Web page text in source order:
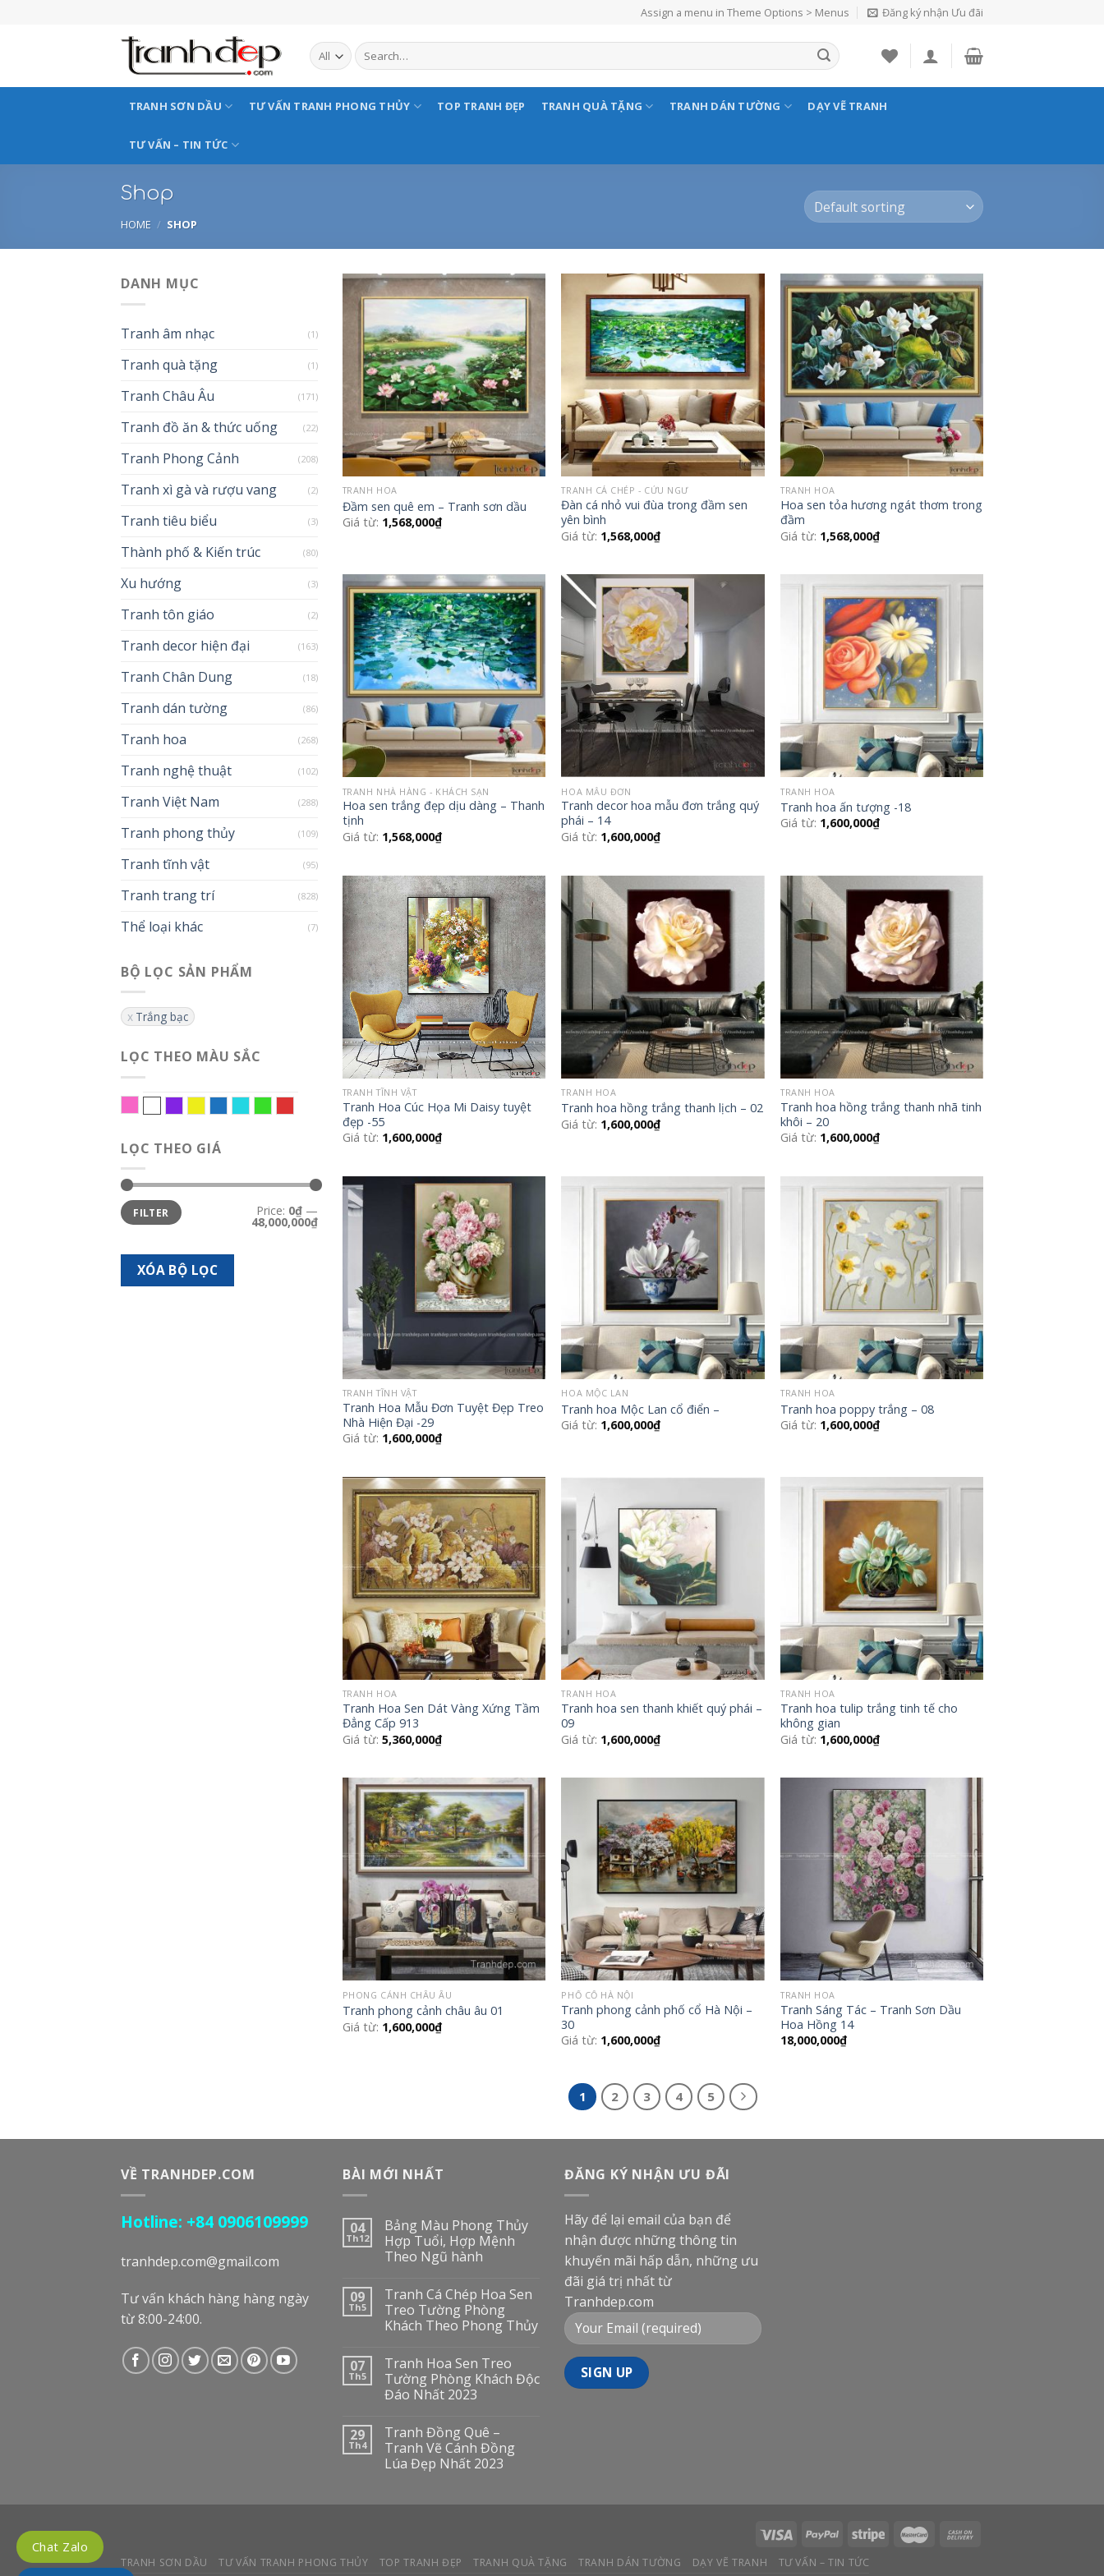
Assign a menu in Theme Options > Menus Đăng ký nhận Ưu đãi
TRANH SƠN DẦU TƯ VẤN TRANH PHONG THỦY TOP TRANH ĐẸP TRANH QUÀ TẶNG TRANH DÁN TƯỜNG DẠY VẼ TRANH
TƯ VẤN – TIN TỨC
Shop
HOME / SHOP
DANH MỤC
Tranh âm nhạc (1)
Tranh quà tặng (1)
Tranh Châu Âu (171)
Tranh đồ ăn & thức uống (22)
Tranh Phong Cảnh (208)
Tranh xì gà và rượu vang (2)
Tranh tiêu biểu (3)
Thành phố & Kiến trúc (80)
Xu hướng (3)
Tranh tôn giáo (2)
Tranh decor hiện đại (163)
Tranh Chân Dung (18)
Tranh dán tường (86)
Tranh hoa (268)
Tranh nghệ thuật (102)
Tranh Việt Nam (288)
Tranh phong thủy (109)
Tranh tĩnh vật (95)
Tranh trang trí (828)
Thể loại khác (7)
BỘ LỌC SẢN PHẨM
Trắng bạc
LỌC THEO MÀU SẮC
LỌC THEO GIÁ
Min
price
Max
priceFILTER Price: 0₫ —
48,000,000₫
XÓA BỘ LỌC
Add to
Wishlist
TRANH HOA
Đầm sen quê em – Tranh sơn dầu
Giá từ: 1,568,000₫
Add to
Wishlist
TRANH CÁ CHÉP - CỬU NGƯ
Đàn cá nhỏ vui đùa trong đầm sen
yên bình
Giá từ: 1,568,000₫
Add to
Wishlist
TRANH HOA
Hoa sen tỏa hương ngát thơm trong
đầm
Giá từ: 1,568,000₫
Add to
Wishlist
TRANH NHÀ HÀNG - KHÁCH SẠN
Hoa sen trắng đẹp dịu dàng – Thanh
tịnh
Giá từ: 1,568,000₫
Add to
Wishlist
HOA MẪU ĐƠN
Tranh decor hoa mẫu đơn trắng quý
phái – 14
Giá từ: 1,600,000₫
TRANH HOA
Tranh hoa ấn tượng -18
Giá từ: 1,600,000₫
Add to
Wishlist
TRANH TĨNH VẬT
Tranh Hoa Cúc Họa Mi Daisy tuyệt
đẹp -55
Giá từ: 1,600,000₫
Wishlist
TRANH HOA
Tranh hoa hồng trắng thanh lịch – 02
Giá từ: 1,600,000₫
Add to
Wishlist
TRANH HOA
Tranh hoa hồng trắng thanh nhã tinh
khôi – 20
Giá từ: 1,600,000₫
Add to
Wishlist
TRANH TĨNH VẬT
Tranh Hoa Mẫu Đơn Tuyệt Đẹp Treo
Nhà Hiện Đại -29
Giá từ: 1,600,000₫
HOA MỘC LAN
Tranh hoa Mộc Lan cổ điển –
Giá từ: 1,600,000₫
TRANH HOA
Tranh hoa poppy trắng – 08
Giá từ: 1,600,000₫
Wishlist
TRANH HOA
Tranh Hoa Sen Dát Vàng Xứng Tầm
Đẳng Cấp 913
Giá từ: 5,360,000₫
TRANH HOA
Tranh hoa sen thanh khiết quý phái –
09
Giá từ: 1,600,000₫
TRANH HOA
Tranh hoa tulip trắng tinh tế cho
không gian
Giá từ: 1,600,000₫
Add to
Wishlist
PHONG CẢNH CHÂU ÂU
Tranh phong cảnh châu âu 01
Giá từ: 1,600,000₫
Add to
Wishlist
PHỐ CỔ HÀ NỘI
Tranh phong cảnh phố cổ Hà Nội –
30
Giá từ: 1,600,000₫
TRANH HOA
Tranh Sáng Tác – Tranh Sơn Dầu
Hoa Hồng 14
18,000,000₫
1 2 3 4 5
VỀ TRANHDEP.COM
Hotline: +84 0906109999
tranhdep.com@gmail.com
Tư vấn khách hàng hàng ngày
từ 8:00-24:00.
BÀI MỚI NHẤT
04
Th12
Bảng Màu Phong Thủy
Hợp Tuổi, Hợp Mệnh
Theo Ngũ hành
09
Th5
Tranh Cá Chép Hoa Sen
Treo Tường Phòng
Khách Theo Phong Thủy
07
Th5
Tranh Hoa Sen Treo
Tường Phòng Khách Độc
Đáo Nhất 2023
29
Th4
Tranh Đồng Quê –
Tranh Vẽ Cánh Đồng
Lúa Đẹp Nhất 2023
ĐĂNG KÝ NHẬN ƯU ĐÃI
Hãy để lại email của bạn để
nhận được những thông tin
khuyến mãi hấp dẫn, những ưu
đãi giá trị nhất từ
Tranhdep.com
TRANH SƠN DẦU TƯ VẤN TRANH PHONG THỦY TOP TRANH ĐẸP TRANH QUÀ TẶNG TRANH DÁN TƯỜNG DẠY VẼ TRANH TƯ VẤN – TIN TỨC
Chat Zalo